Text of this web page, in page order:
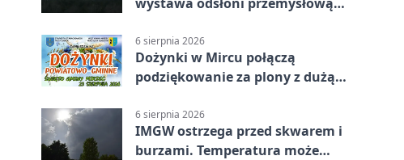
6 sierpnia 2026
Dożynki w Mircu połączą
podziękowanie za plony z dużą
6 sierpnia 2026
IMGW ostrzega przed skwarem i
burzami. Temperatura może